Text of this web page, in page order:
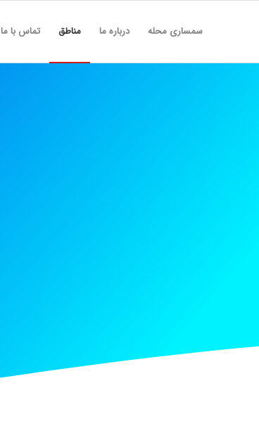
سمساری محله درباره ما مناطق تماس با ما